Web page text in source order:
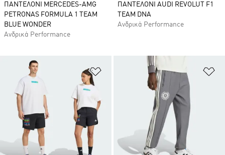
ΠΑΝΤΕΛΟΝΙ MERCEDES-AMG
PETRONAS FORMULA 1 TEAM
BLUE WONDER
Ανδρικά Performance
ΠΑΝΤΕΛΟΝΙ AUDI REVOLUT F1
TEAM DNA
Ανδρικά Performance
Προσθήκη στη Λίστα Επιθυμιών